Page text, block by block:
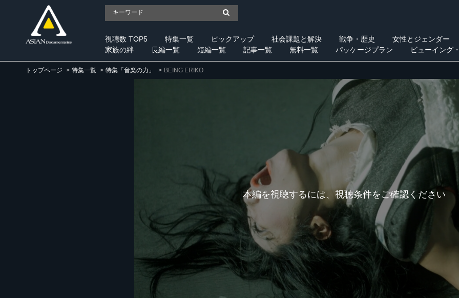
視聴数 TOP5 特集一覧 ピックアップ 社会課題と解決 戦争・歴史
女性とジェンダー
家族の絆
長編一覧 短編一覧 記事一覧 無料一覧 パッケージプラン ビューイング
トップページ 特集一覧 特集「音楽の力」 BEING ERIKO
本編を視聴するには、視聴条件をご確認ください